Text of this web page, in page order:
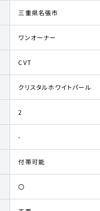
三重県名張市
ワンオーナー
CVT
クリスタルホワイトパール
2
-
付帯可能
〇